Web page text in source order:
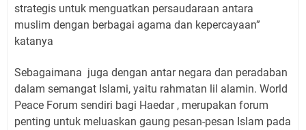
strategis untuk menguatkan persaudaraan antara
muslim dengan berbagai agama dan kepercayaan”
katanya
Sebagaimana juga dengan antar negara dan peradaban
dalam semangat Islami, yaitu rahmatan lil alamin. World
Peace Forum sendiri bagi Haedar , merupakan forum
penting untuk meluaskan gaung pesan-pesan Islam pada